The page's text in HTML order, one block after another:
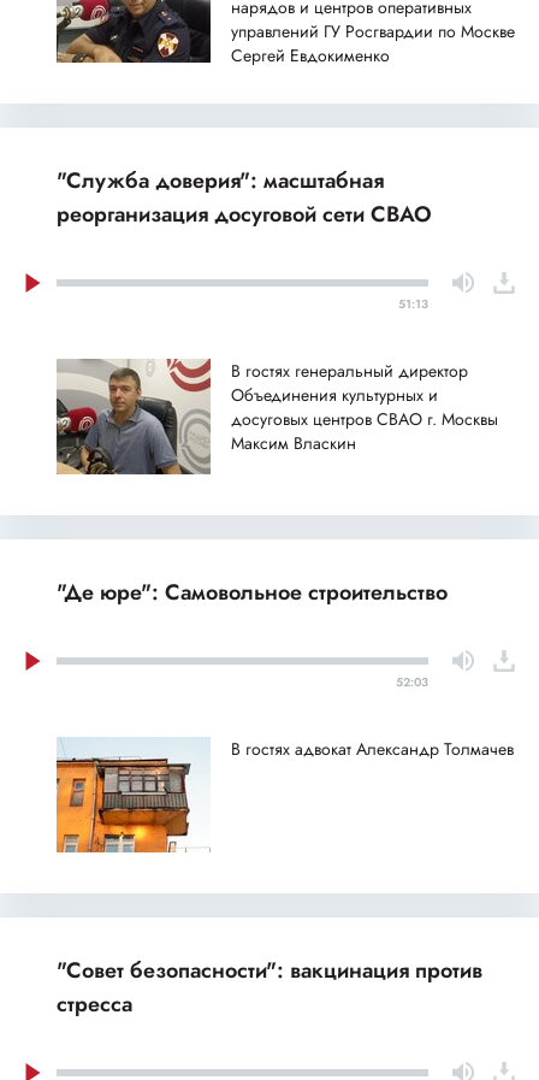
нарядов и центров оперативных
управлений ГУ Росгвардии по Москве
Сергей Евдокименко
"Служба доверия": масштабная
реорганизация досуговой сети СВАО
51:13
В гостях генеральный директор
Объединения культурных и
досуговых центров СВАО г. Москвы
Максим Власкин
"Де юре": Самовольное строительство
52:03
В гостях адвокат Александр Толмачев
"Совет безопасности": вакцинация против
стресса